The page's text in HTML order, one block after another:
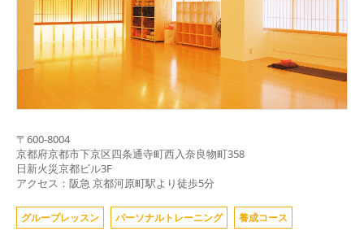
〒 600-8004
京都府京都市下京区四条通寺町西入奈良物町358
日新火災京都ビル3F
アクセス：阪急 京都河原町駅より徒歩5分
グループレッスン パーソナルトレーニング 養成コース